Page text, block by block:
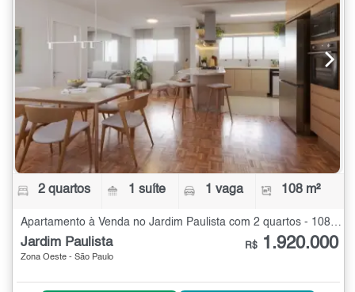
2 quartos 1 suíte 1 vaga 108 m²
Apartamento à Venda no Jardim Paulista com 2 quartos - 108 m²
Jardim Paulista
Zona Oeste - São Paulo
R$ 1.920.000